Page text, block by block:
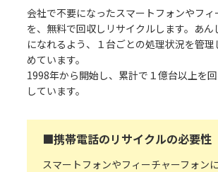
オフィシャルサイト
会社で不要になったスマートフォンやフィ
を、無料で回収しリサイクルします。あん
になれるよう、１台ごとの処理状況を管
めています。
1998年から開始し、累計で１億台以上を
しています。
■携帯電話のリサイクルの必要性
スマートフォンやフィーチャーフォン